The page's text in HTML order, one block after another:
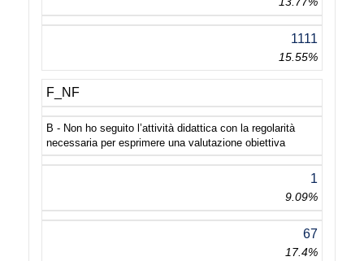
1111
15.55%
F_NF
B - Non ho seguito l’attività didattica con la regolarità
necessaria per esprimere una valutazione obiettiva
1
9.09%
67
17.4%